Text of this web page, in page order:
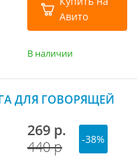
Авито
В наличии
ДЛЯ ГОВОРЯЩЕЙ
269 р.
440 р
-38%